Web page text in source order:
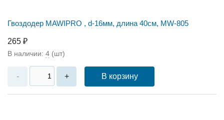
Гвоздодер MAWIPRO , d-16мм, длина 40см, MW-805
265 ₽
В наличии: 4 (шт)
- + В корзину